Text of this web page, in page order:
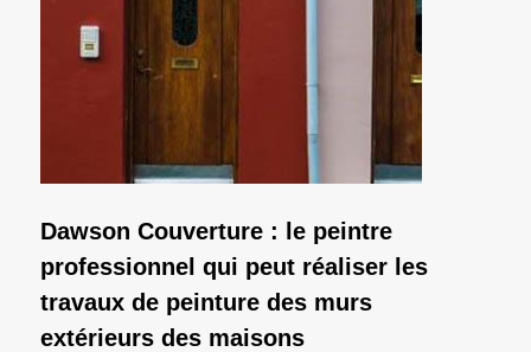
Dawson Couverture : le peintre
professionnel qui peut réaliser les
travaux de peinture des murs
extérieurs des maisons